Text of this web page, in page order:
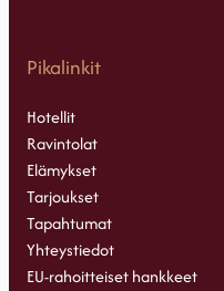
Pikalinkit
Hotellit
Ravintolat
Elämykset
Tarjoukset
Tapahtumat
Yhteystiedot
EU-rahoitteiset hankkeet